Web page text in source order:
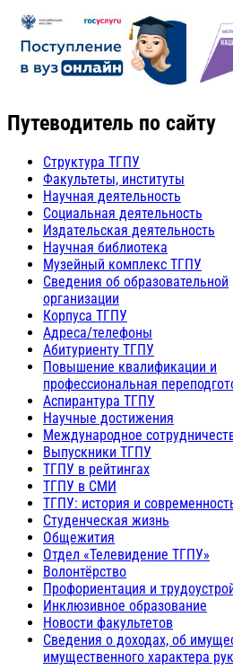
Путеводитель по сайту
Структура ТГПУ
Факультеты, институты
Научная деятельность
Социальная деятельность
Издательская деятельность
Научная библиотека
Музейный комплекс ТГПУ
Сведения об образовательной
организации
Корпуса ТГПУ
Адреса/телефоны
Абитуриенту ТГПУ
Повышение квалификации и
профессиональная
Аспирантура ТГПУ
Научные достижения
Международное
Выпускники ТГПУ
ТГПУ в рейтингах
ТГПУ в СМИ
ТГПУ: история и
Студенческая жизнь
Общежития
Отдел «Телевидение ТГПУ»
Волонтёрство
Профориентация и
Инклюзивное образование
Новости факультетов
Сведения о доходах, об
имущественного характера